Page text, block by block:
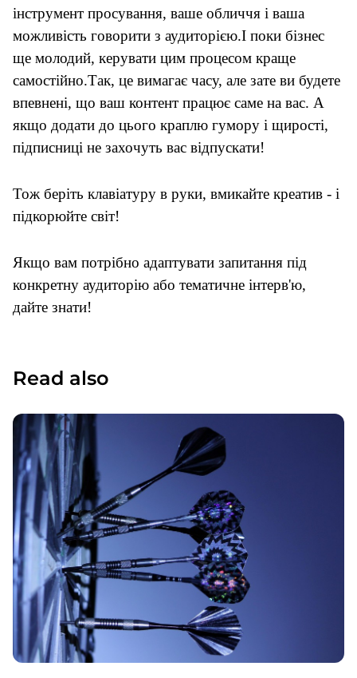
інструмент просування, ваше обличчя і ваша
можливість говорити з аудиторією.І поки бізнес
ще молодий, керувати цим процесом краще
самостійно.Так, це вимагає часу, але зате ви будете
впевнені, що ваш контент працює саме на вас. А
якщо додати до цього краплю гумору і щирості,
підписниці не захочуть вас відпускати!
Тож беріть клавіатуру в руки, вмикайте креатив - і
підкорюйте світ!
Якщо вам потрібно адаптувати запитання під
конкретну аудиторію або тематичне інтерв'ю,
дайте знати!
Read also